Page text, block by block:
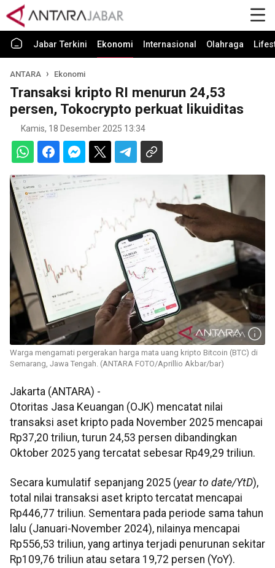
Jabar Terkini Ekonomi Internasional Olahraga
ANTARA Ekonomi
Transaksi kripto RI menurun 24,53
persen, Tokocrypto perkuat likuiditas
Kamis, 18 Desember 2025 13:34
Warga mengamati pergerakan harga mata uang kripto Bitcoin (BTC) di
Semarang, Jawa Tengah. (ANTARA FOTO/Aprillio Akbar/bar)
Jakarta (ANTARA) -
Otoritas Jasa Keuangan (OJK) mencatat nilai
transaksi aset kripto pada November 2025 mencapai
Rp37,20 triliun, turun 24,53 persen dibandingkan
Oktober 2025 yang tercatat sebesar Rp49,29 triliun.
Secara kumulatif sepanjang 2025 (year to date/YtD),
total nilai transaksi aset kripto tercatat mencapai
Rp446,77 triliun. Sementara pada periode sama tahun
lalu (Januari-November 2024), nilainya mencapai
Rp556,53 triliun, yang artinya terjadi penurunan sekitar
Rp109,76 triliun atau setara 19,72 persen (YoY).